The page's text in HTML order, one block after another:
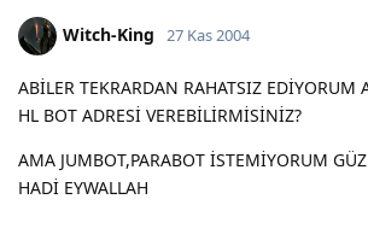
Witch-King 27 Kas 2004
ABİLER TEKRARDAN RAHATSIZ EDİYORUM
HL BOT ADRESİ VEREBİLİRMİSİNİZ?
AMA JUMBOT,PARABOT İSTEMİYORUM
HADİ EYWALLAH